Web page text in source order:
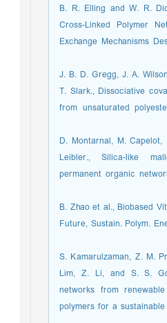
[1] B. R. Elling and W. R.
Cross-Linked Polymer
Exchange Mechanisms
[2] J. B. D. Gregg, J. A.
T. Slark., Dissociative
from unsaturated
[3] D. Montarnal, M.
Leibler., Silica-like
permanent organic
[4] B. Zhao et al.,
Future, Sustain. Polym.
[5] S. Kamarulzaman, Z.
Lim, Z. Li, and S. S.
networks from
polymers for a